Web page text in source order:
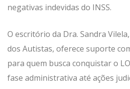
negativas indevidas do INSS.
O escritório da Dra. Sandra
dos Autistas, oferece suporte
para quem busca conquistar o
fase administrativa até ações